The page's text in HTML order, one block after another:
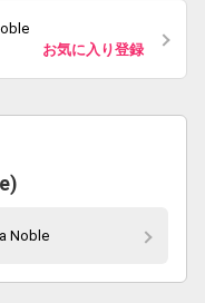
お気に入り登録
Noble